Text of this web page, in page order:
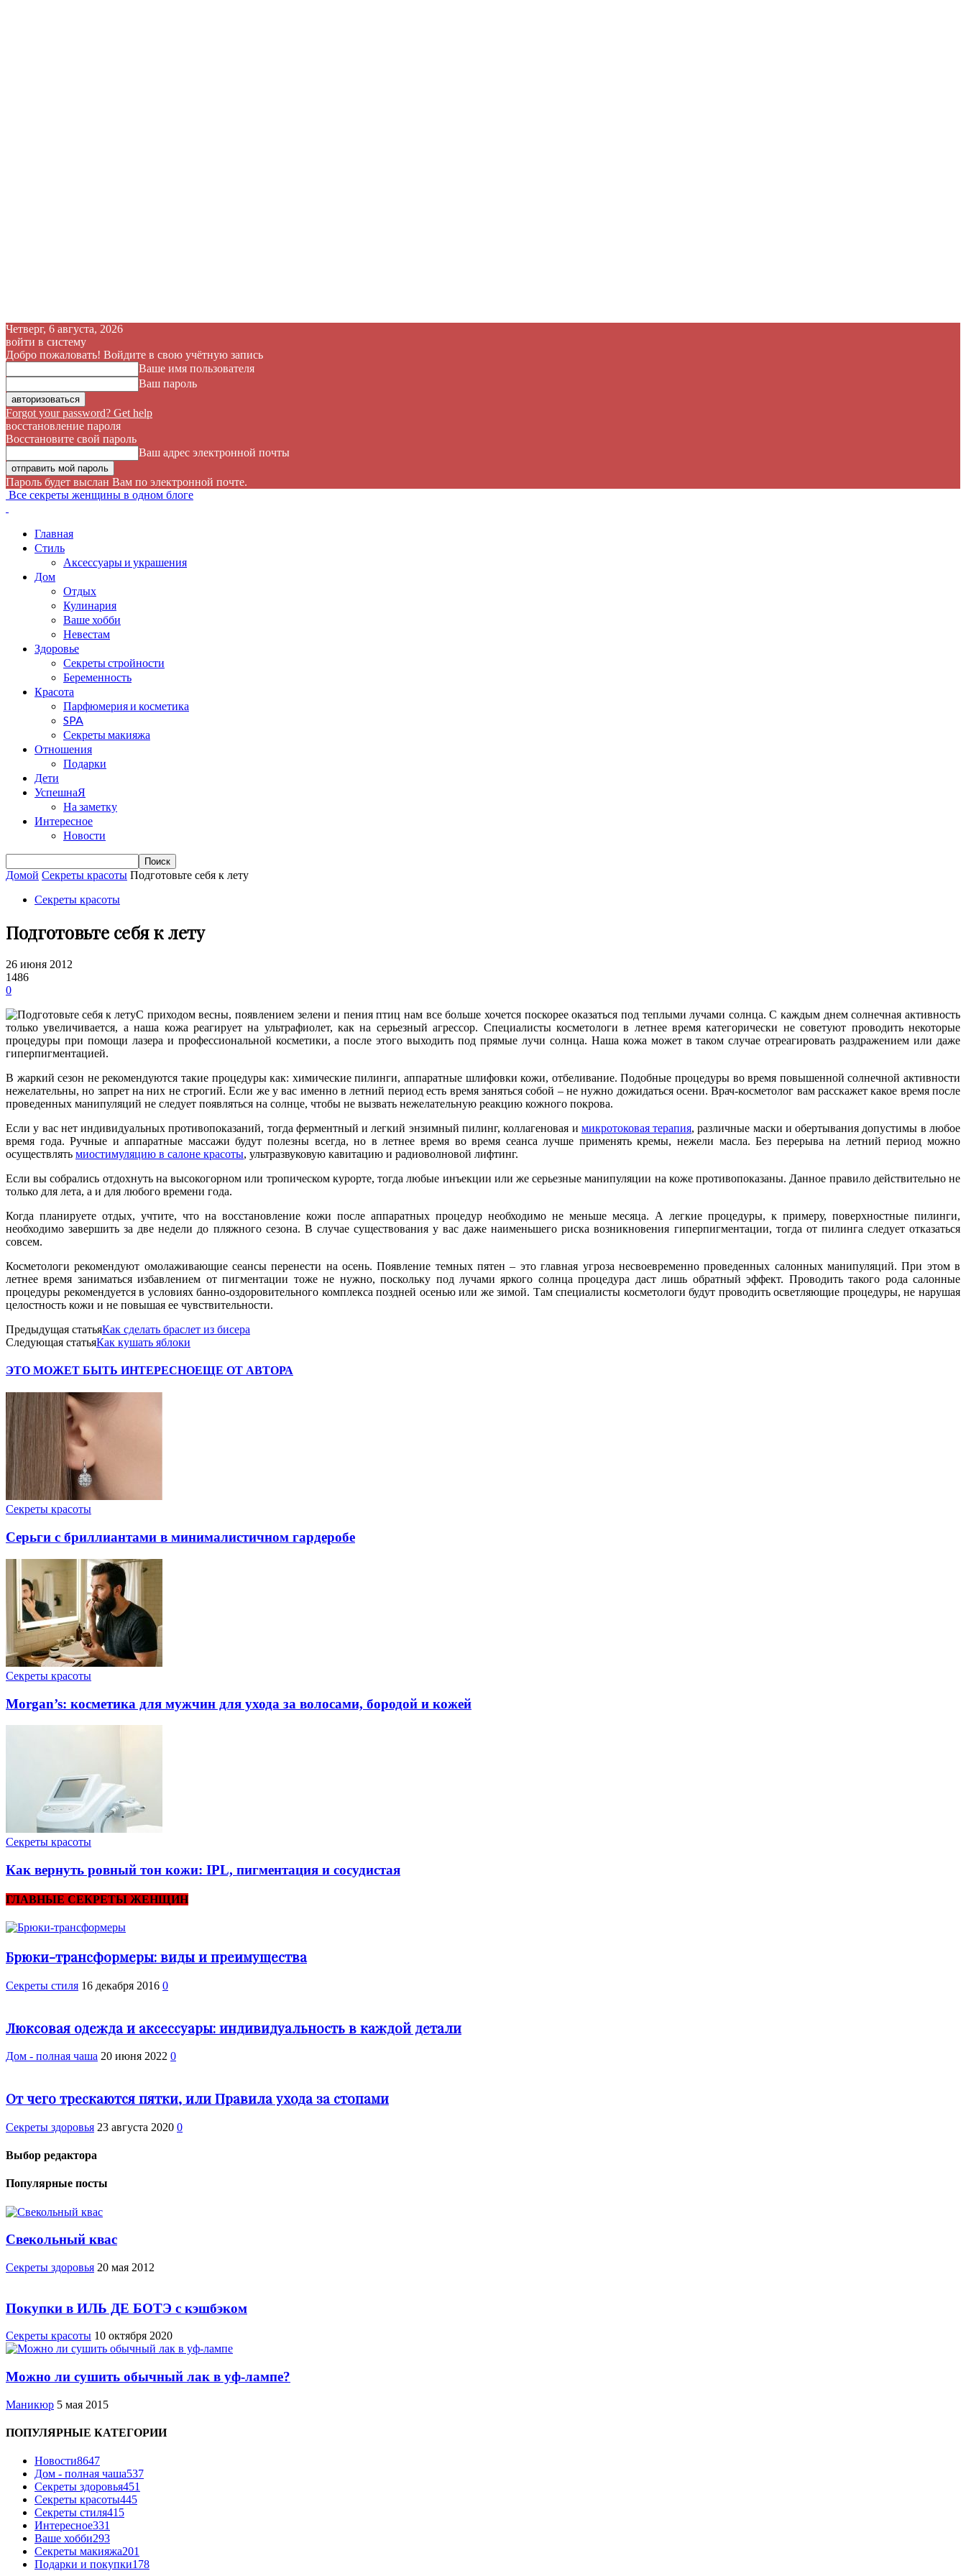
Четверг, 6 августа, 2026
войти в систему
Добро пожаловать! Войдите в свою учётную запись
Ваше имя пользователя
Ваш пароль
Forgot your password? Get help
восстановление пароля
Восстановите свой пароль
Ваш адрес электронной почты
Пароль будет выслан Вам по электронной почте.
Все секреты женщины в одном блоге
Главная
Стиль
Аксессуары и украшения
Дом
Отдых
Кулинария
Ваше хобби
Невестам
Здоровье
Секреты стройности
Беременность
Красота
Парфюмерия и косметика
SPA
Секреты макияжа
Отношения
Подарки
Дети
УспешнаЯ
На заметку
Интересное
Новости
Домой Секреты красоты Подготовьте себя к лету
Секреты красоты
Подготовьте себя к лету
26 июня 2012
1486
0
С приходом весны, появлением зелени и пения птиц нам все больше хочется поскорее оказаться под теплыми лучами солнца. С каждым днем солнечная активность
только увеличивается, а наша кожа реагирует на ультрафиолет, как на серьезный агрессор. Специалисты косметологи в летнее время категорически не советуют проводить некоторые
процедуры при помощи лазера и профессиональной косметики, а после этого выходить под прямые лучи солнца. Наша кожа может в таком случае отреагировать раздражением или даже
гиперпигментацией.
В жаркий сезон не рекомендуются такие процедуры как: химические пилинги, аппаратные шлифовки кожи, отбеливание. Подобные процедуры во время повышенной солнечной активности
нежелательны, но запрет на них не строгий. Если же у вас именно в летний период есть время заняться собой – не нужно дожидаться осени. Врач-косметолог вам расскажет какое время после
проведенных манипуляций не следует появляться на солнце, чтобы не вызвать нежелательную реакцию кожного покрова.
Если у вас нет индивидуальных противопоказаний, тогда ферментный и легкий энзимный пилинг, коллагеновая и микротоковая терапия, различные маски и обертывания допустимы в любое
время года. Ручные и аппаратные массажи будут полезны всегда, но в летнее время во время сеанса лучше применять кремы, нежели масла. Без перерыва на летний период можно
осуществлять миостимуляцию в салоне красоты, ультразвуковую кавитацию и радиоволновой лифтинг.
Если вы собрались отдохнуть на высокогорном или тропическом курорте, тогда любые инъекции или же серьезные манипуляции на коже противопоказаны. Данное правило действительно не
только для лета, а и для любого времени года.
Когда планируете отдых, учтите, что на восстановление кожи после аппаратных процедур необходимо не меньше месяца. А легкие процедуры, к примеру, поверхностные пилинги,
необходимо завершить за две недели до пляжного сезона. В случае существования у вас даже наименьшего риска возникновения гиперпигментации, тогда от пилинга следует отказаться
совсем.
Косметологи рекомендуют омолаживающие сеансы перенести на осень. Появление темных пятен – это главная угроза несвоевременно проведенных салонных манипуляций. При этом в
летнее время заниматься избавлением от пигментации тоже не нужно, поскольку под лучами яркого солнца процедура даст лишь обратный эффект. Проводить такого рода салонные
процедуры рекомендуется в условиях банно-оздоровительного комплекса поздней осенью или же зимой. Там специалисты косметологи будут проводить осветляющие процедуры, не нарушая
целостность кожи и не повышая ее чувствительности.
Предыдущая статьяКак сделать браслет из бисера
Следующая статьяКак кушать яблоки
ЭТО МОЖЕТ БЫТЬ ИНТЕРЕСНОЕЩЕ ОТ АВТОРА
Секреты красоты
Серьги с бриллиантами в минималистичном гардеробе
Секреты красоты
Morgan’s: косметика для мужчин для ухода за волосами, бородой и кожей
Секреты красоты
Как вернуть ровный тон кожи: IPL, пигментация и сосудистая
ГЛАВНЫЕ СЕКРЕТЫ ЖЕНЩИН
Брюки-трансформеры: виды и преимущества
Секреты стиля 16 декабря 2016 0
Люксовая одежда и аксессуары: индивидуальность в каждой детали
Дом - полная чаша 20 июня 2022 0
От чего трескаются пятки, или Правила ухода за стопами
Cекреты здоровья 23 августа 2020 0
Выбор редактора
Популярные посты
Свекольный квас
Cекреты здоровья 20 мая 2012
Покупки в ИЛЬ ДЕ БОТЭ с кэшбэком
Секреты красоты 10 октября 2020
Можно ли сушить обычный лак в уф-лампе?
Маникюр 5 мая 2015
ПОПУЛЯРНЫЕ КАТЕГОРИИ
Новости8647
Дом - полная чаша537
Cекреты здоровья451
Секреты красоты445
Секреты стиля415
Интересное331
Ваше хобби293
Секреты макияжа201
Подарки и покупки178